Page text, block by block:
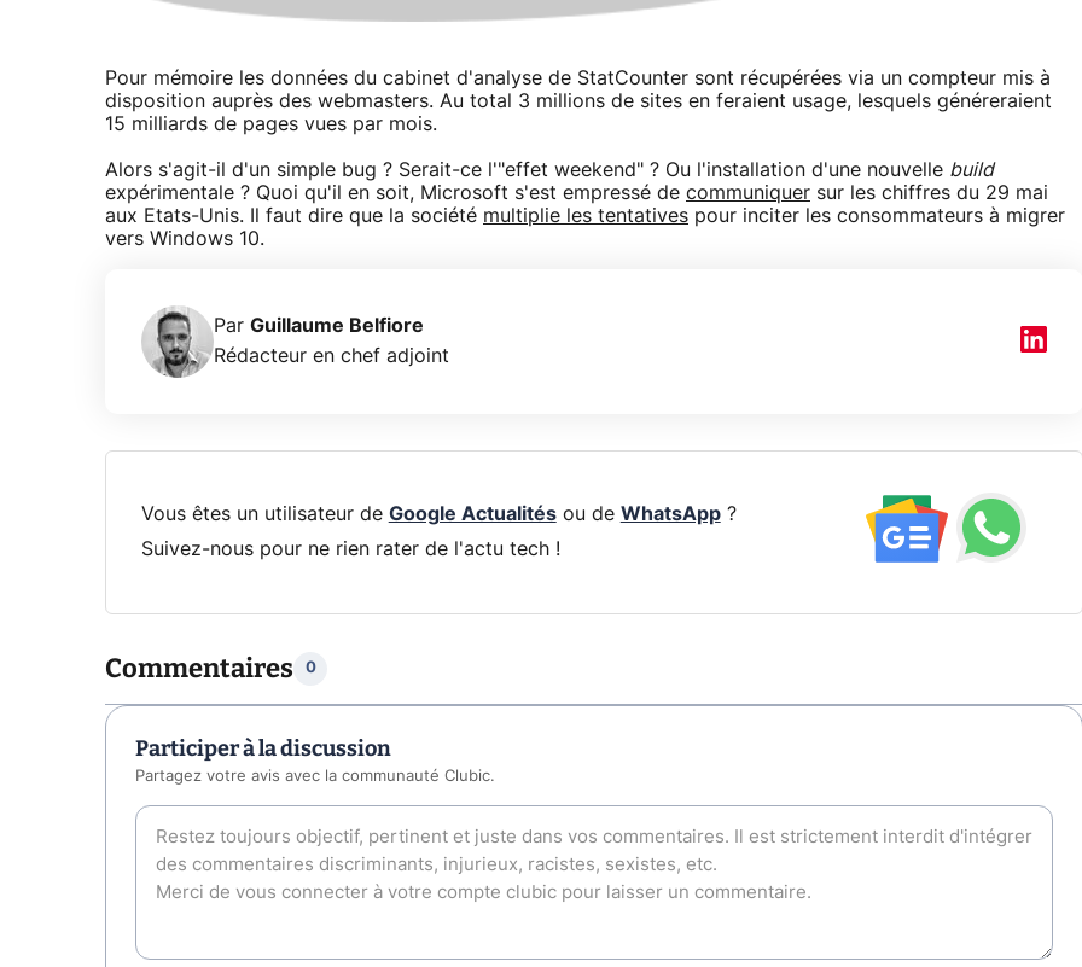
Pour mémoire les données du cabinet d'analyse de StatCounter sont récupérées via un compteur mis à
disposition auprès des webmasters. Au total 3 millions de sites en feraient usage, lesquels généreraient
15 milliards de pages vues par mois.
Alors s'agit-il d'un simple bug ? Serait-ce l'"effet weekend" ? Ou l'installation d'une nouvelle build
expérimentale ? Quoi qu'il en soit, Microsoft s'est empressé de communiquer sur les chiffres du 29 mai
aux Etats-Unis. Il faut dire que la société multiplie les tentatives pour inciter les consommateurs à migrer
vers Windows 10.
Par Guillaume Belfiore
Rédacteur en chef adjoint
Vous êtes un utilisateur de Google Actualitésou de WhatsApp?
Suivez-nous pour ne rien rater de l'actu tech !
Commentaires 0
Participer à la discussion
Partagez votre avis avec la communauté Clubic.